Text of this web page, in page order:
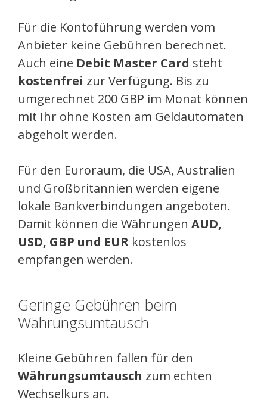
Für die Kontoführung werden vom
Anbieter keine Gebühren berechnet.
Auch eine Debit Master Card steht
kostenfrei zur Verfügung. Bis zu
umgerechnet 200 GBP im Monat können
mit Ihr ohne Kosten am Geldautomaten
abgeholt werden.
Für den Euroraum, die USA, Australien
und Großbritannien werden eigene
lokale Bankverbindungen angeboten.
Damit können die Währungen AUD,
USD, GBP und EUR kostenlos
empfangen werden.
Geringe Gebühren beim
Währungsumtausch
Kleine Gebühren fallen für den
Währungsumtausch zum echten
Wechselkurs an.